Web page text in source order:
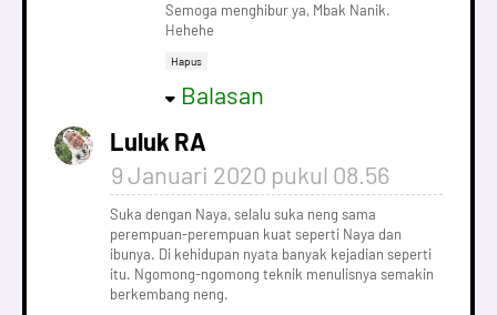
Semoga menghibur ya, Mbak Nanik.
Hehehe
Hapus
Balasan
Luluk RA
9 Januari 2020 pukul 08.56
Suka dengan Naya, selalu suka neng sama
perempuan-perempuan kuat seperti Naya dan
ibunya. Di kehidupan nyata banyak kejadian seperti
itu. Ngomong-ngomong teknik menulisnya semakin
berkembang neng.